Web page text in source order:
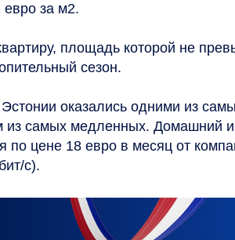
евро за м2.
площадь которой не
сезон.
оказались одними из
из самых медленных. Домашний
по цене 18 евро в месяц от
с).